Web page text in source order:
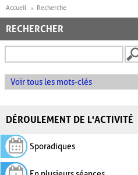
Accueil Recherche
RECHERCHER
Voir tous les mots-clés
DÉROULEMENT DE L'ACTIVITÉ
Sporadiques